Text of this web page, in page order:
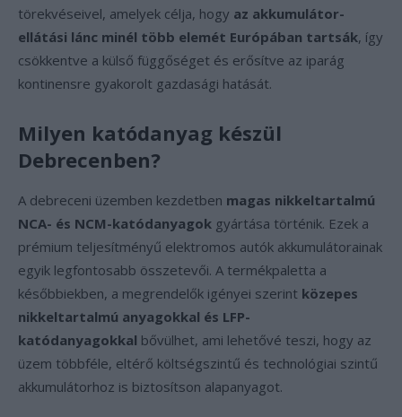
törekvéseivel, amelyek célja, hogy az akkumulátor-
ellátási lánc minél több elemét Európában tartsák, így
csökkentve a külső függőséget és erősítve az iparág
kontinensre gyakorolt gazdasági hatását.
Milyen katódanyag készül
Debrecenben?
A debreceni üzemben kezdetben magas nikkeltartalmú
NCA- és NCM-katódanyagok gyártása történik. Ezek a
prémium teljesítményű elektromos autók akkumulátorainak
egyik legfontosabb összetevői. A termékpaletta a
későbbiekben, a megrendelők igényei szerint közepes
nikkeltartalmú anyagokkal és LFP-
katódanyagokkal bővülhet, ami lehetővé teszi, hogy az
üzem többféle, eltérő költségszintű és technológiai szintű
akkumulátorhoz is biztosítson alapanyagot.